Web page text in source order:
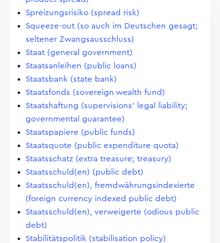
Spreizungsrisiko (spread risk)
Squeeze-out (so auch im Deutschen gesagt;
seltener Zwangsausschluss)
Staat (general government)
Staatsanleihen (public loans)
Staatsbank (state bank)
Staatsfonds (sovereign wealth fund)
Staatshaftung (supervisions' legal liability;
governmental guarantee)
Staatspapiere (public funds)
Staatsquote (public expenditure quota)
Staatsschatz (extra treasure; treasury)
Staatsschuld(en) (public debt)
Staatsschuld(en), fremdwährungsindexierte
(foreign currency indexed public debt)
Staatsschuld(en), verweigerte (odious public
debt)
Stabilitätspolitik (stabilisation policy)